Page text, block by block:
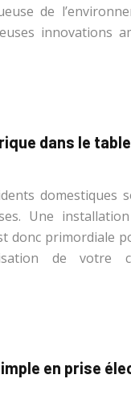
de
innovations
dans le
domestiques
Une
donc primordiale
de votre
en prise